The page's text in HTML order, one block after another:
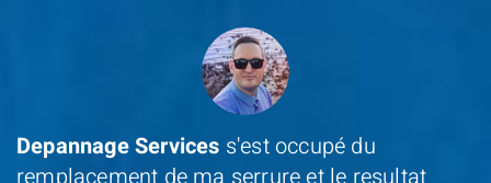
Depannage Services s'est occupé du